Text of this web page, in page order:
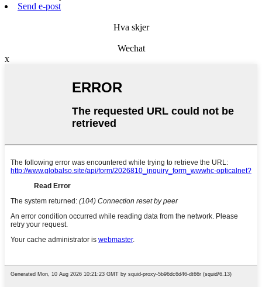
Send e-post
Hva skjer
Wechat
x